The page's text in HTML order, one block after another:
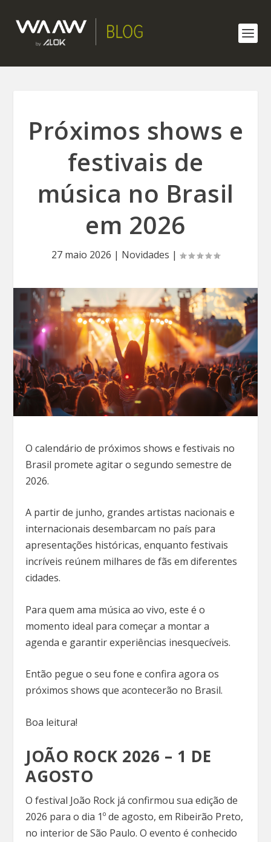
Próximos shows e
festivais de
música no Brasil
em 2026
27 maio 2026 | Novidades |
O calendário de próximos shows e festivais no
Brasil promete agitar o segundo semestre de
2026.
A partir de junho, grandes artistas nacionais e
internacionais desembarcam no país para
apresentações históricas, enquanto festivais
incríveis reúnem milhares de fãs em diferentes
cidades.
Para quem ama música ao vivo, este é o
momento ideal para começar a montar a
agenda e garantir experiências inesquecíveis.
Então pegue o seu fone e confira agora os
próximos shows que acontecerão no Brasil.
Boa leitura!
JOÃO ROCK 2026 – 1 DE
AGOSTO
O festival João Rock já confirmou sua edição de
2026 para o dia 1º de agosto, em Ribeirão Preto,
no interior de São Paulo. O evento é conhecido